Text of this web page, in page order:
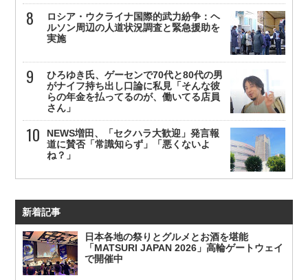
ロシア・ウクライナ国際的武力紛争：ヘ
ルソン周辺の人道状況調査と緊急援助を
実施
ひろゆき氏、ゲーセンで70代と80代の男
がナイフ持ち出し口論に私見「そんな彼
らの年金を払ってるのが、働いてる店員
さん」
NEWS増田、「セクハラ大歓迎」発言報
道に賛否「常識知らず」「悪くないよ
ね？」
新着記事
日本各地の祭りとグルメとお酒を堪能
「MATSURI JAPAN 2026」高輪ゲートウェイ
で開催中